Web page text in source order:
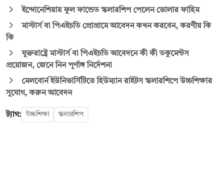
ইন্দোনেশিয়ায় ফুল ফান্ডেড স্কলারশিপ পেলেন ভোলার ফাহিম
মাস্টার্স বা পিএইচডি প্রোগ্রামে আবেদন কখন করবেন, করণীয় কি
কি
যুক্তরাষ্ট্রে মাস্টার্স বা পিএইচডি আবেদনে কী কী ডকুমেন্টস
প্রয়োজন, জেনে নিন পূর্ণাঙ্গ নির্দেশনা
মেলবোর্ন ইউনিভার্সিটিতে হিউম্যান রাইটস স্কলারশিপে উচ্চশিক্ষার
সুযোগ, করুন আবেদন
ট্যাগ: উচ্চশিক্ষা স্কলারশিপ